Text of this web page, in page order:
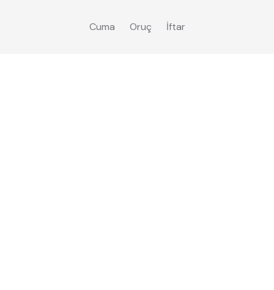
Cuma Oruç İftar